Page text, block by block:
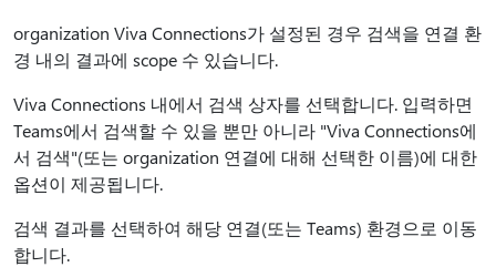
organization Viva Connections가 설정된 경우 검색을 연결 환
경 내의 결과에 scope 수 있습니다.
Viva Connections 내에서 검색 상자를 선택합니다. 입력하면
Teams에서 검색할 수 있을 뿐만 아니라 "Viva Connections에
서 검색"(또는 organization 연결에 대해 선택한 이름)에 대한
옵션이 제공됩니다.
검색 결과를 선택하여 해당 연결(또는 Teams) 환경으로 이동
합니다.